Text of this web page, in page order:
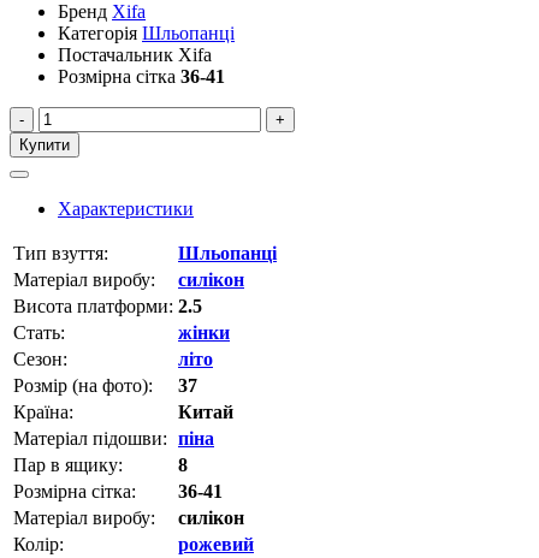
Бренд Xifa
Категорія Шльопанці
Постачальник Xifa
Розмірна сітка 36-41
-
+
Купити
Характеристики
Тип взуття:
Шльопанці
Матеріал виробу:
силікон
Висота платформи: 2.5
Стать:
жінки
Сезон:
літо
Розмір (на фото):
37
Країна:
Китай
Матеріал підошви: піна
Пар в ящику:
8
Розмірна сітка:
36-41
Матеріал виробу:
силікон
Колір:
рожевий